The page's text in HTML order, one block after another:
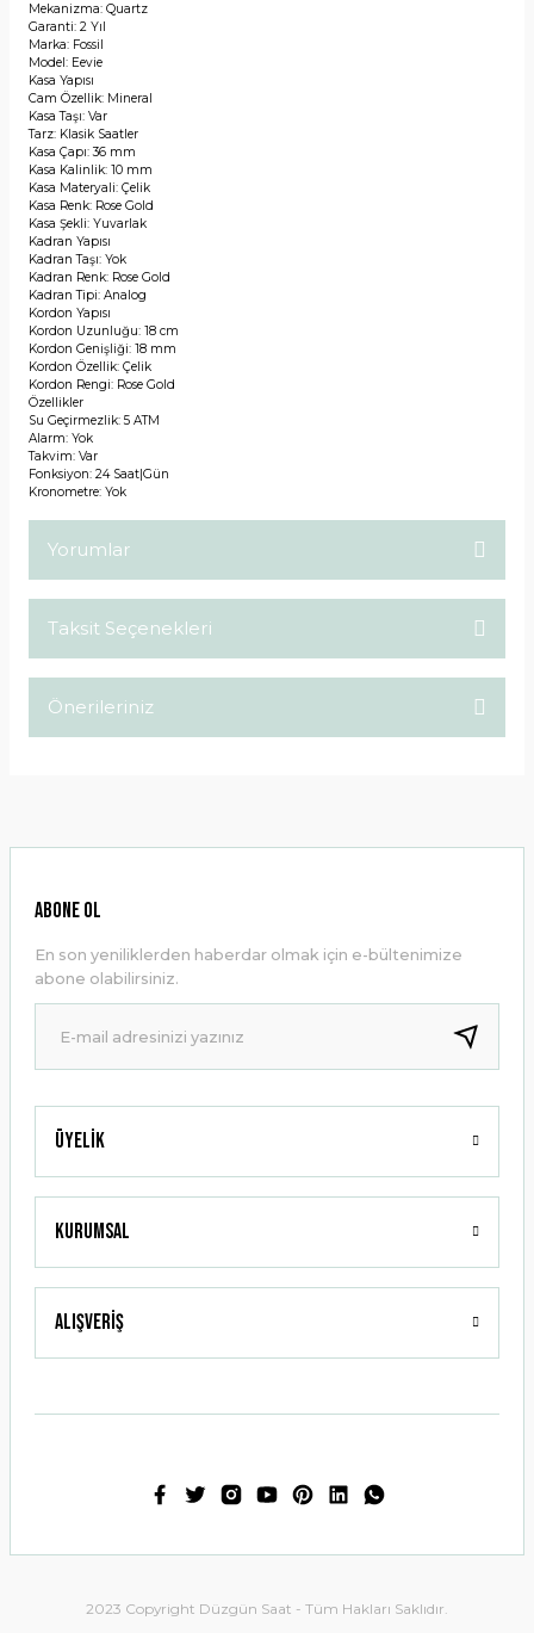
Mekanizma: Quartz
Garanti: 2 Yıl
Marka: Fossil
Model: Eevie
Kasa Yapısı
Cam Özellik: Mineral
Kasa Taşı: Var
Tarz: Klasik Saatler
Kasa Çapı: 36 mm
Kasa Kalinlik: 10 mm
Kasa Materyali: Çelik
Kasa Renk: Rose Gold
Kasa Şekli: Yuvarlak
Kadran Yapısı
Kadran Taşı: Yok
Kadran Renk: Rose Gold
Kadran Tipi: Analog
Kordon Yapısı
Kordon Uzunluğu: 18 cm
Kordon Genişliği: 18 mm
Kordon Özellik: Çelik
Kordon Rengi: Rose Gold
Özellikler
Su Geçirmezlik: 5 ATM
Alarm: Yok
Takvim: Var
Fonksiyon: 24 Saat|Gün
Kronometre: Yok
Yorumlar
Taksit Seçenekleri
Önerileriniz
Ürün resmi kalitesiz, bozuk veya görüntülenemiyor.
Ürün bilgilerinde hatalar bulunuyor.
Ürün fiyatı diğer sitelerden daha pahalı.
Bu ürüne benzer farklı alternatifler olmalı.
Gönder
Üyelik
Kurumsal
Alışveriş
ABONE OL
En son yeniliklerden haberdar olmak için e-bültenimize
abone olabilirsiniz.
2023 Copyright Düzgün Saat - Tüm Hakları Saklıdır.